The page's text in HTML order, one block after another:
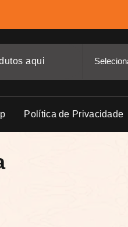
Política de Privacidade